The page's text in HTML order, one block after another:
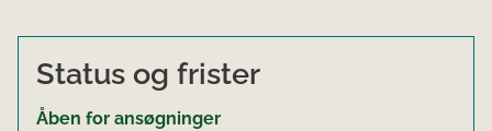
Status og frister
Åben for ansøgninger